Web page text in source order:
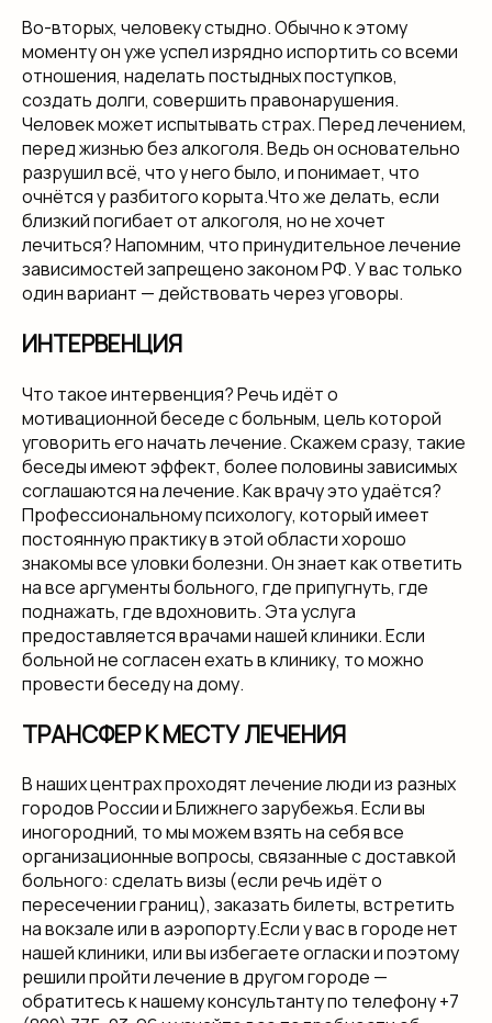
Во-вторых, человеку стыдно. Обычно к этому
моменту он уже успел изрядно испортить со всеми
отношения, наделать постыдных поступков,
создать долги, совершить правонарушения.
Человек может испытывать страх. Перед лечением,
перед жизнью без алкоголя. Ведь он основательно
разрушил всё, что у него было, и понимает, что
очнётся у разбитого корыта.Что же делать, если
близкий погибает от алкоголя, но не хочет
лечиться? Напомним, что принудительное лечение
зависимостей запрещено законом РФ. У вас только
один вариант — действовать через уговоры.
ИНТЕРВЕНЦИЯ
Что такое интервенция? Речь идёт о
мотивационной беседе с больным, цель которой
уговорить его начать лечение. Скажем сразу, такие
беседы имеют эффект, более половины зависимых
соглашаются на лечение. Как врачу это удаётся?
Профессиональному психологу, который имеет
постоянную практику в этой области хорошо
знакомы все уловки болезни. Он знает как ответить
на все аргументы больного, где припугнуть, где
поднажать, где вдохновить. Эта услуга
предоставляется врачами нашей клиники. Если
больной не согласен ехать в клинику, то можно
провести беседу на дому.
ТРАНСФЕР К МЕСТУ ЛЕЧЕНИЯ
В наших центрах проходят лечение люди из разных
городов России и Ближнего зарубежья. Если вы
иногородний, то мы можем взять на себя все
организационные вопросы, связанные с доставкой
больного: сделать визы (если речь идёт о
пересечении границ), заказать билеты, встретить
на вокзале или в аэропорту.Если у вас в городе нет
нашей клиники, или вы избегаете огласки и поэтому
решили пройти лечение в другом городе —
обратитесь к нашему консультанту по телефону +7